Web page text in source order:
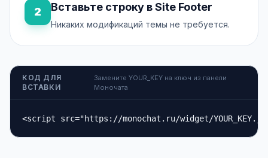
2 Вставьте строку в Site Footer
Никаких модификаций темы не требуется.
КОД ДЛЯ
ВСТАВКИ
Замените YOUR_KEY на ключ из панели
Моночата
<script src="https://monochat.ru/widget/